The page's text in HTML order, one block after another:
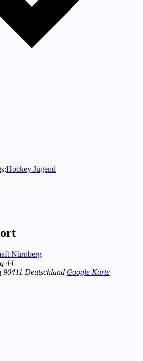
Hockey Jugend
Nürnberg
44
90411 Deutschland Google Karte